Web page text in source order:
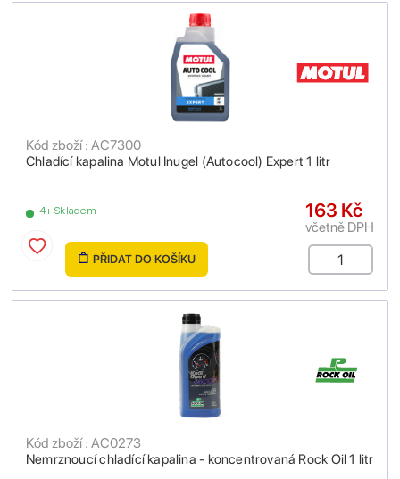
Chladící kapalina Motul Inugel (Autocool) Expert 1 litr
Kód zboží : AC7300
4+ Skladem 163 Kč
včetně DPH
PŘIDAT DO KOŠÍKU
Nemrznoucí chladící kapalina - koncentrovaná Rock Oil 1 litr
Kód zboží : AC0273